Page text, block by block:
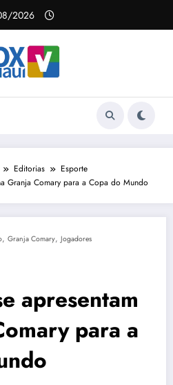
2026
Editorias
Esporte
Granja Comary para a Copa do Mundo
, Granja Comary, Jogadores
apresentam
para a